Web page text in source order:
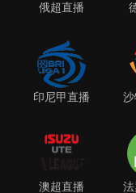
俄超直播
印尼甲直播
澳超直播